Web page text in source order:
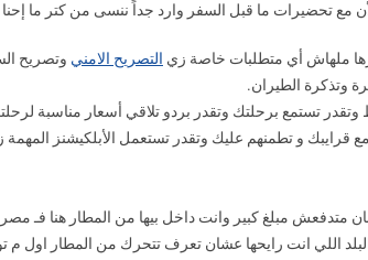
مع تحضيرات ما قبل السفر وارد جداً ننسى من كتر ما
التصريح الامني وتصريح
تستمع برحلتك وتقدر بردو تلاقي أسعار مناسبة